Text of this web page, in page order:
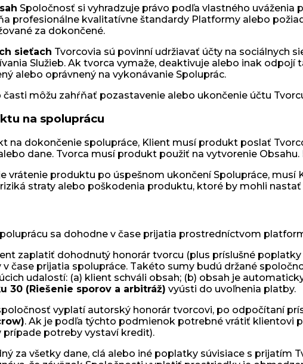
Spoločnosť si vyhradzuje právo podľa vlastného
profesionálne kvalitatívne štandardy Platformy alebo
za dokončené.
sieťach Tvorcovia sú povinní udržiavať účty na sociálnych
Služieb. Ak tvorca vymaže, deaktivuje alebo inak
alebo oprávnený na vykonávanie Spoluprác.
môžu zahŕňať pozastavenie alebo ukončenie účtu
na spoluprácu
na dokončenie spolupráce, Klient musí produkt poslať
dane. Tvorca musí produkt použiť na vytvorenie
vrátenie produktu po úspešnom ukončení Spolupráce,
straty alebo poškodenia produktu, ktoré by mohli
sa dohodne v čase prijatia prostredníctvom
zaplatiť dohodnutý honorár tvorcu (plus príslušné
čase prijatia spolupráce. Takéto sumy budú držané
udalostí: (a) klient schváli obsah; (b) obsah je
30 (Riešenie sporov a arbitráž) vyústi do uvoľnenia platby.
vyplatí autorský honorár tvorcovi, po odpočítaní
. Ak je podľa týchto podmienok potrebné vrátiť klientovi
potreby vystaví kredit).
za všetky dane, clá alebo iné poplatky súvisiace s prijatím